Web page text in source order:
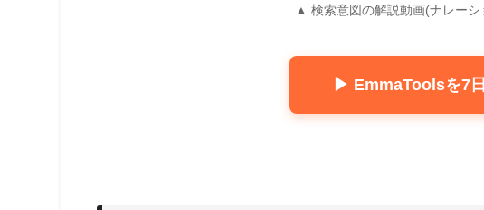
▲ 検索意図の解説動画(ナレー
▶ EmmaToolsを7